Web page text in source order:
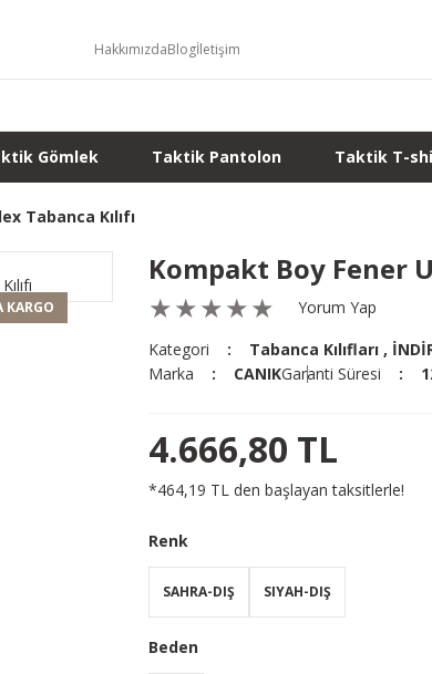
HakkımızdaBlogİletişim
Gömlek Taktik Pantolon Taktik T-
Tabanca Kılıfı
KARGO
Kompakt Boy Fener
Yorum Yap
Kategori
Tabanca Kılıfları ,
Marka
CANIKGaranti Süresi
4.666,80 TL
*464,19 TL den başlayan taksitlerle!
Renk
SAHRA-DIŞ SIYAH-DIŞ
Beden